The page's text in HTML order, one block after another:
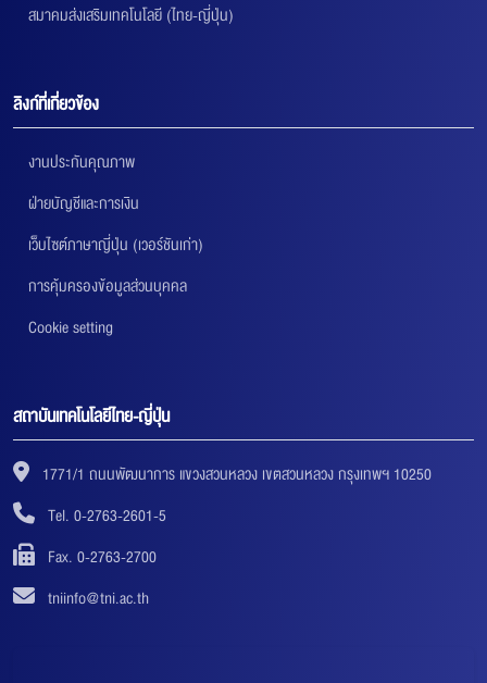
สมาคมส่งเสริมเทคโนโลยี (ไทย-ญี่ปุ่น)
ลิงก์ที่เกี่ยวข้อง
งานประกันคุณภาพ
ฝ่ายบัญชีและการเงิน
เว็บไซต์ภาษาญี่ปุ่น (เวอร์ชันเก่า)
การคุ้มครองข้อมูลส่วนบุคคล
Cookie setting
สถาบันเทคโนโลยีไทย-ญี่ปุ่น
1771/1 ถนนพัฒนาการ แขวงสวนหลวง เขตสวนหลวง กรุงเทพฯ 10250
Tel. 0-2763-2601-5
Fax. 0-2763-2700
tniinfo@tni.ac.th